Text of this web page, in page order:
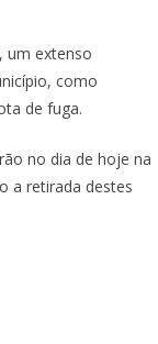
um extenso
como
de fuga.
no dia de hoje na
a retirada destes